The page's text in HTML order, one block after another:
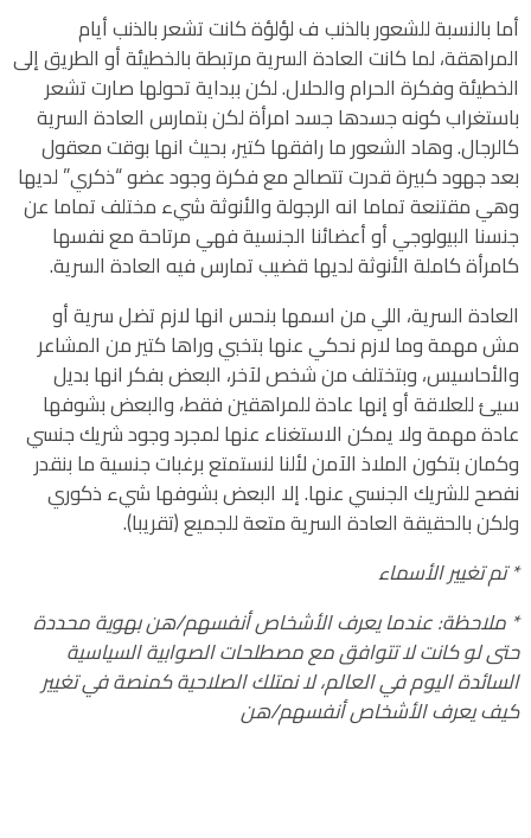
أما بالنسبة للشعور بالذنب ف لؤلؤة كانت تشعر بالذنب أيام
المراهقة، لما كانت العادة السرية مرتبطة بالخطيئة أو الطريق إلى
الخطيئة وفكرة الحرام والحلال. لكن ببداية تحولها صارت تشعر
باستغراب كونه جسدها جسد امرأة لكن بتمارس العادة السرية
كالرجال. وهاد الشعور ما رافقها كتير، بحيث انها بوقت معقول
بعد جهود كبيرة قدرت تتصالح مع فكرة وجود عضو “ذكري” لديها
وهي مقتنعة تماما انه الرجولة والأنوثة شيء مختلف تماما عن
جنسنا البيولوجي أو أعضائنا الجنسية فهي مرتاحة مع نفسها
كامرأة كاملة الأنوثة لديها قضيب تمارس فيه العادة السرية.
العادة السرية، اللي من اسمها بنحس انها لازم تضل سرية أو
مش مهمة وما لازم نحكي عنها بتخبي وراها كتير من المشاعر
والأحاسيس، وبتختلف من شخص لآخر، البعض بفكر انها بديل
سيئ للعلاقة أو إنها عادة للمراهقين فقط، والبعض بشوفها
عادة مهمة ولا يمكن الاستغناء عنها لمجرد وجود شريك جنسي
وكمان بتكون الملاذ الآمن لألنا لنستمتع برغبات جنسية ما بنقدر
نفصح للشريك الجنسي عنها. إلا البعض بشوفها شيء ذكوري
ولكن بالحقيقة العادة السرية متعة للجميع (تقريبا).
* تم تغيير الأسماء
* ملاحظة: عندما يعرف الأشخاص أنفسهم/هن بهوية محددة
حتى لو كانت لا تتوافق مع مصطلحات الصوابية السياسية
السائدة اليوم في العالم، لا نمتلك الصلاحية كمنصة في تغيير
كيف يعرف الأشخاص أنفسهم/هن